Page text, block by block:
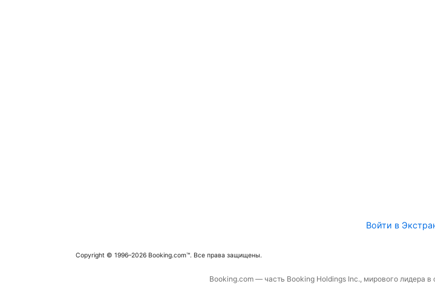
Войти в
Copyright © 1996–2026 Booking.com™. Все права защищены.
Booking.com — часть Booking Holdings Inc., мирового лидера